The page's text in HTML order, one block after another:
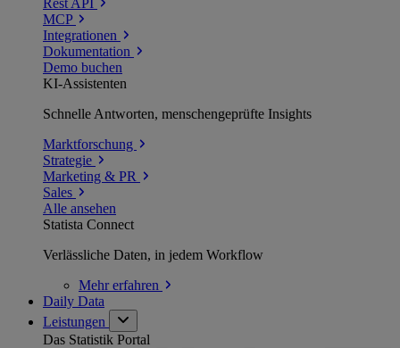
MCP
Integrationen
Dokumentation
Demo buchen
KI-Assistenten
Schnelle Antworten, menschengeprüfte Insights
Marktforschung
Strategie
Marketing & PR
Sales
Alle ansehen
Statista Connect
Verlässliche Daten, in jedem Workflow
Mehrerfahren
Daily Data
Leistungen
Das Statistik Portal